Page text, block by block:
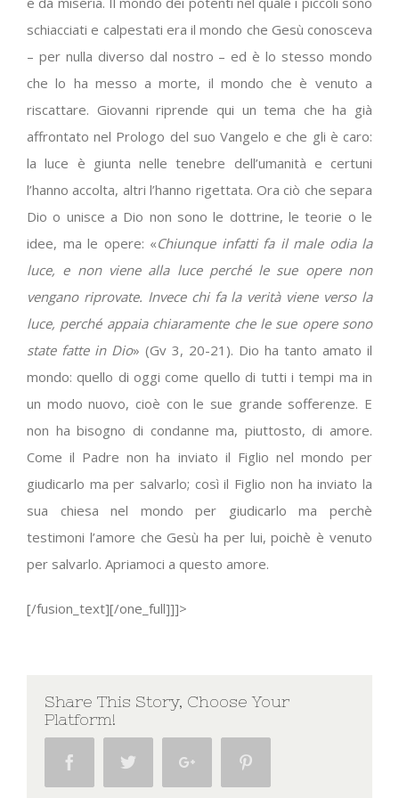
schiacciati e calpestati era il mondo che Gesù conosceva
– per nulla diverso dal nostro – ed è lo stesso mondo
che lo ha messo a morte, il mondo che è venuto a
riscattare. Giovanni riprende qui un tema che ha già
affrontato nel Prologo del suo Vangelo e che gli è caro:
la luce è giunta nelle tenebre dell’umanità e certuni
l’hanno accolta, altri l’hanno rigettata. Ora ciò che separa
Dio o unisce a Dio non sono le dottrine, le teorie o le
idee, ma le opere: «Chiunque infatti fa il male odia la
luce, e non viene alla luce perché le sue opere non
vengano riprovate. Invece chi fa la verità viene verso la
luce, perché appaia chiaramente che le sue opere sono
state fatte in Dio» (Gv 3, 20-21). Dio ha tanto amato il
mondo: quello di oggi come quello di tutti i tempi ma in
un modo nuovo, cioè con le sue grande sofferenze. E
non ha bisogno di condanne ma, piuttosto, di amore.
Come il Padre non ha inviato il Figlio nel mondo per
giudicarlo ma per salvarlo; così il Figlio non ha inviato la
sua chiesa nel mondo per giudicarlo ma perchè
testimoni l’amore che Gesù ha per lui, poichè è venuto
per salvarlo. Apriamoci a questo amore.
[/fusion_text][/one_full]]]>
Share This Story, Choose Your
Platform!
Facebook Twitter Google+